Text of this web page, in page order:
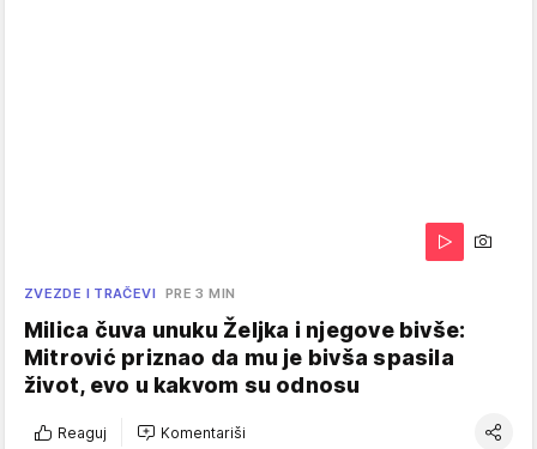
ZVEZDE I TRAČEVI PRE 3 MIN
Milica čuva unuku Željka i njegove bivše:
Mitrović priznao da mu je bivša spasila
život, evo u kakvom su odnosu
Reaguj Komentariši